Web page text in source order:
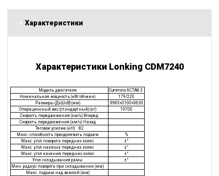
Характеристики
Характеристики Lonking CDM7240
Модель двигателя
Cummins 6CTA8.3
Номинальная мощность (кВт/об-мин)
179/220
Размеры (ДхШхВ) (мм)
9965×3100×3630
Операционный вес (стандартный) (кг)
19700
Скорость передвижения (км/ч) Вперед
Скорость передвижения (км/ч) Назад
Тяговое усилие (кН) 82
Макс. способность преодолевать подъем
%
Макс. угол поворота передних колес
±°
Макс. угол наклона передних колес
±°
Макс. угол качения передних колес
±°
Угол складывания рамы
±°
Мин. радиус поворота при складывании (мм)
Макс. подъем над землей (мм)